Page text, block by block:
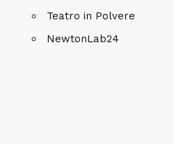
Teatro in Polvere
NewtonLab24